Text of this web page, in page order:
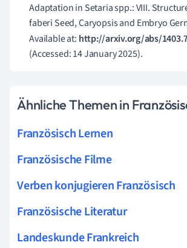
Adaptation in Setaria spp.: VIII.
faberi Seed, Caryopsis and Embryo
Available at: http://arxiv.org/abs/
(Accessed: 14 January 2025).
Ähnliche Themen in
Französisch Lernen
Französische Filme
Verben konjugieren Französisch
Französische Literatur
Landeskunde Frankreich